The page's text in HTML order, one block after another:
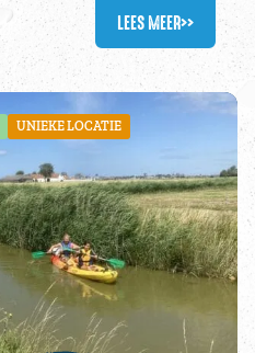
LEES MEER>>
UNIEKE LOCATIE